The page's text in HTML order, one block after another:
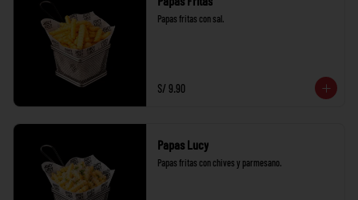
Papas fritas con sal.
S/ 9.90
Papas Lucy
Papas fritas con chives y parmesano.